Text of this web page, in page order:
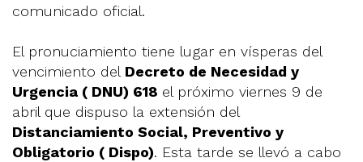
comunicado oficial.
El pronuciamiento tiene lugar en vísperas del
vencimiento del Decreto de Necesidad y
Urgencia ( DNU) 618 el próximo viernes 9 de
abril que dispuso la extensión del
Distanciamiento Social, Preventivo y
Obligatorio ( Dispo). Esta tarde se llevó a cabo